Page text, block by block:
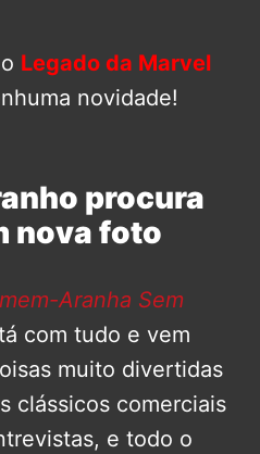
Legado da Marvel
novidade!
procura
nova foto
Aranha Sem
com tudo e vem
muito divertidas
clássicos comerciais
e todo o